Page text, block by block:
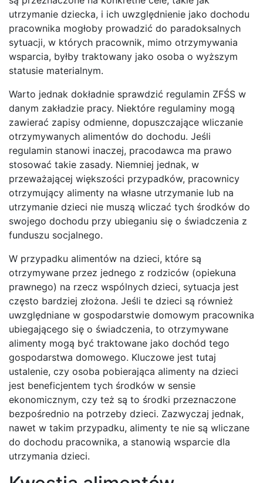
utrzymanie dziecka, i ich uwzględnienie jako dochodu
pracownika mogłoby prowadzić do paradoksalnych
sytuacji, w których pracownik, mimo otrzymywania
wsparcia, byłby traktowany jako osoba o wyższym
statusie materialnym.
Warto jednak dokładnie sprawdzić regulamin ZFŚS w
danym zakładzie pracy. Niektóre regulaminy mogą
zawierać zapisy odmienne, dopuszczające wliczanie
otrzymywanych alimentów do dochodu. Jeśli
regulamin stanowi inaczej, pracodawca ma prawo
stosować takie zasady. Niemniej jednak, w
przeważającej większości przypadków, pracownicy
otrzymujący alimenty na własne utrzymanie lub na
utrzymanie dzieci nie muszą wliczać tych środków do
swojego dochodu przy ubieganiu się o świadczenia z
funduszu socjalnego.
W przypadku alimentów na dzieci, które są
otrzymywane przez jednego z rodziców (opiekuna
prawnego) na rzecz wspólnych dzieci, sytuacja jest
często bardziej złożona. Jeśli te dzieci są również
uwzględniane w gospodarstwie domowym pracownika
ubiegającego się o świadczenia, to otrzymywane
alimenty mogą być traktowane jako dochód tego
gospodarstwa domowego. Kluczowe jest tutaj
ustalenie, czy osoba pobierająca alimenty na dzieci
jest beneficjentem tych środków w sensie
ekonomicznym, czy też są to środki przeznaczone
bezpośrednio na potrzeby dzieci. Zazwyczaj jednak,
nawet w takim przypadku, alimenty te nie są wliczane
do dochodu pracownika, a stanowią wsparcie dla
utrzymania dzieci.